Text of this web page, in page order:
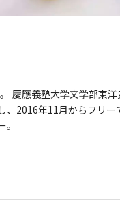
慶應義塾大学文学部東
、2016年11月からフリ